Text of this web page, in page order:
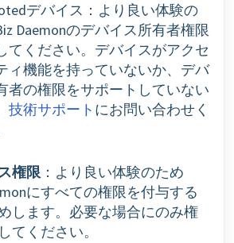
デバイス：より良い体験の
Daemonのデバイス所有者権限
てください。デバイスがアクセ
ィ機能を持っていないか、デバ
者の権限をサポートしていない
技術サポート にお問い合わせく
権限 ：より良い体験のため
にすべての権限を付与する
します。必要な場合にのみ権
てください。